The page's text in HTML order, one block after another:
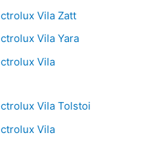
Vila Zatt
Vila Yara
Vila
Vila Tolstoi
Vila